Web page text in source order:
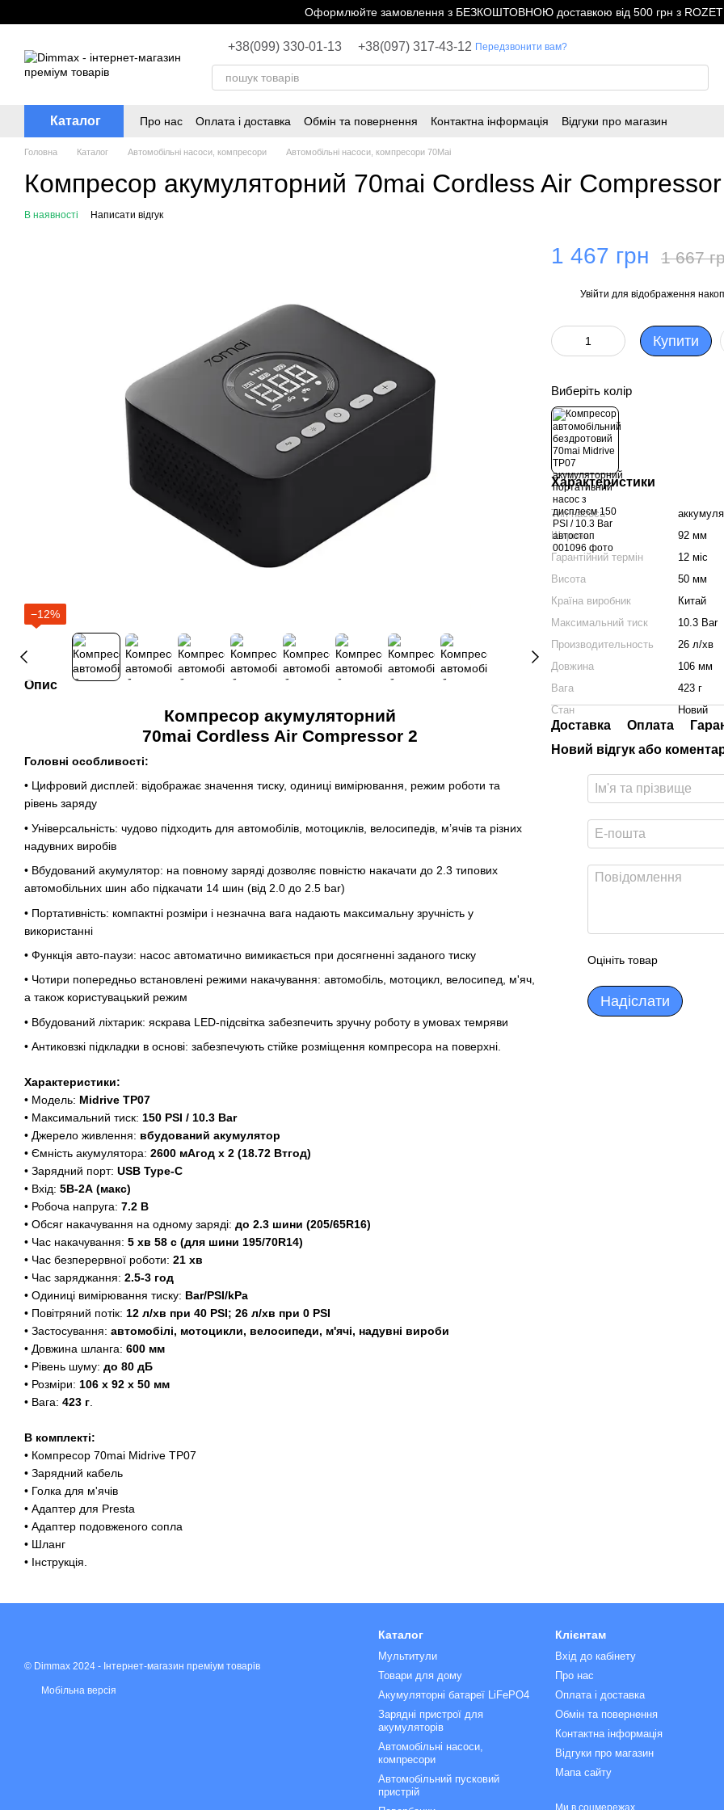
Оформлюйте замовлення з БЕЗКОШТОВНОЮ доставкою від 500 грн з
+38(099) 330-01-13 +38(097) 317-43-12 Передзвонити вам?
Каталог Про нас Оплата і доставка Обмін та повернення Контактна інформація Відгуки про магазин
Головна Каталог Автомобільні насоси, компресори Автомобільні насоси, компресори 70Mai
Компресор акумуляторний 70mai Cordless Air
В наявності Написати відгук
−12%
Опис
Компресор акумуляторний
70mai Cordless Air Compressor 2
Головні особливості:
• Цифровий дисплей: відображає значення тиску, одиниці вимірювання, режим роботи та
рівень заряду
• Універсальність: чудово підходить для автомобілів, мотоциклів, велосипедів, м’ячів та різних
надувних виробів
• Вбудований акумулятор: на повному заряді дозволяє повністю накачати до 2.3 типових
автомобільних шин або підкачати 14 шин (від 2.0 до 2.5 bar)
• Портативність: компактні розміри і незначна вага надають максимальну зручність у
використанні
• Функція авто-паузи: насос автоматично вимикається при досягненні заданого тиску
• Чотири попередньо встановлені режими накачування: автомобіль, мотоцикл, велосипед, м'яч,
а також користувацький режим
• Вбудований ліхтарик: яскрава LED-підсвітка забезпечить зручну роботу в умовах темряви
• Антиковзкі підкладки в основі: забезпечують стійке розміщення компресора на поверхні.
Характеристики:
• Модель: Midrive TP07
• Максимальний тиск: 150 PSI / 10.3 Bar
• Джерело живлення: вбудований акумулятор
• Ємність акумулятора: 2600 мАгод х 2 (18.72 Втгод)
• Зарядний порт: USB Type-C
• Вхід: 5В-2А (макс)
• Робоча напруга: 7.2 В
• Обсяг накачування на одному заряді: до 2.3 шини (205/65R16)
• Час накачування: 5 хв 58 с (для шини 195/70R14)
• Час безперервної роботи: 21 хв
• Час заряджання: 2.5-3 год
• Одиниці вимірювання тиску: Bar/PSI/kPa
• Повітряний потік: 12 л/хв при 40 PSI; 26 л/хв при 0 PSI
• Застосування: автомобілі, мотоцикли, велосипеди, м'ячі, надувні вироби
• Довжина шланга: 600 мм
• Рівень шуму: до 80 дБ
• Розміри: 106 х 92 х 50 мм
• Вага: 423 г
В комплекті:
• Компресор 70mai Midrive TP07
• Зарядний кабель
• Голка для м'ячів
• Адаптер для Presta
• Адаптер подовженого сопла
• Шланг
• Інструкція.
1 467 грн 1 667
Увійти для відображення
Купити
Виберіть колір
Характеристики
Тип насоса
Ширина
92 мм
Гарантійний термін
12 міс
Висота
50 мм
Країна виробник
Китай
Максимальний тиск
10.3 Bar
Производительность
26 л/хв
Довжина
106 мм
Вага
423 г
Стан
Новий
Доставка Оплата
Новий відгук або
Оцініть товар
Надіслати
© Dimmax 2024 - Інтернет-магазин преміум товарів
Мобільна версія
Каталог
Мультитули
Товари для дому
Акумуляторні батареї LiFePO4
Зарядні пристрої для
акумуляторів
Автомобільні насоси,
компресори
Автомобільний пусковий
пристрій
Клієнтам
Вхід до кабінету
Про нас
Оплата і доставка
Обмін та повернення
Контактна інформація
Відгуки про магазин
Мапа сайту
Ми в соцмережах